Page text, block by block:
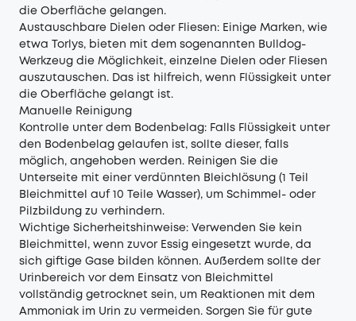
die Oberfläche gelangen.
Austauschbare Dielen oder Fliesen: Einige Marken, wie
etwa Torlys, bieten mit dem sogenannten Bulldog-
Werkzeug die Möglichkeit, einzelne Dielen oder Fliesen
auszutauschen. Das ist hilfreich, wenn Flüssigkeit unter
die Oberfläche gelangt ist.
Manuelle Reinigung
Kontrolle unter dem Bodenbelag: Falls Flüssigkeit unter
den Bodenbelag gelaufen ist, sollte dieser, falls
möglich, angehoben werden. Reinigen Sie die
Unterseite mit einer verdünnten Bleichlösung (1 Teil
Bleichmittel auf 10 Teile Wasser), um Schimmel- oder
Pilzbildung zu verhindern.
Wichtige Sicherheitshinweise: Verwenden Sie kein
Bleichmittel, wenn zuvor Essig eingesetzt wurde, da
sich giftige Gase bilden können. Außerdem sollte der
Urinbereich vor dem Einsatz von Bleichmittel
vollständig getrocknet sein, um Reaktionen mit dem
Ammoniak im Urin zu vermeiden. Sorgen Sie für gute